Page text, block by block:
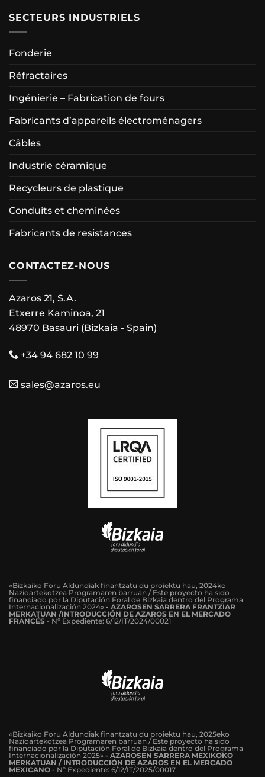
SECTEURS INDUSTRIELS
Fonderie
Réfractaires
Ingénierie – Fabrication de fours
Fabricants d’appareils électroménagers
Câbles
Industrie céramique
Recycleurs de plastique
Conduits et cheminées
Fabricants de resistances
CONTACTEZ-NOUS
Azaros 21, S.A.
Etxerre Kaminoa, 21
48970 Basauri (Bizkaia - Spain)
+34 94 682 10 99
sales@azaros.eu
«Bizkaiko Foru Aldundiak finantzatu du proiektu hau, 2024ko
Nazioartekotzea Programaren barruan / Este proyecto ha sido
financiado por la Diputación Foral de Bizkaia dentro del Programa
Internacionalización 2024» - AZAROSEN SARRERA FRANTZIAR
MERKATUAN /INTRODUCCIÓN DE AZAROS EN EL MERCADO
FRANCÉS - Nº Expediente: 6/12/IT/2024/00021
«Bizkaiko Foru Aldundiak finantzatu du proiektu hau, 2025eko
Nazioartekotzea Programaren barruan / Este proyecto ha sido
financiado por la Diputación Foral de Bizkaia dentro del Programa
Internacionalización 2025» - AZAROSEN SARRERA MEXIKOKO
MERKATUAN / INTRODUCCIÓN DE AZAROS EN EL MERCADO
MEXICANO - Nº Expediente: 6/12/IT/2025/00017